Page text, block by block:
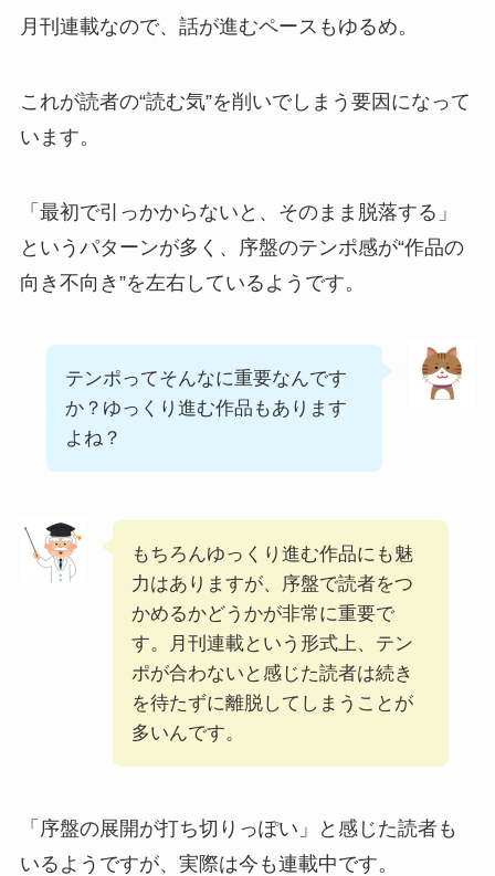
月刊連載なので、話が進むペースもゆるめ。
これが読者の“読む気”を削いでしまう要因になって
います。
「最初で引っかからないと、そのまま脱落する」
というパターンが多く、序盤のテンポ感が“作品の
向き不向き”を左右しているようです。
テンポってそんなに重要なんです
か？ゆっくり進む作品もあります
よね？
もちろんゆっくり進む作品にも魅
力はありますが、序盤で読者をつ
かめるかどうかが非常に重要で
す。月刊連載という形式上、テン
ポが合わないと感じた読者は続き
を待たずに離脱してしまうことが
多いんです。
「序盤の展開が打ち切りっぽい」と感じた読者も
いるようですが、実際は今も連載中です。